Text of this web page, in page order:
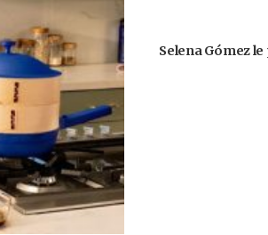
Selena Gómez